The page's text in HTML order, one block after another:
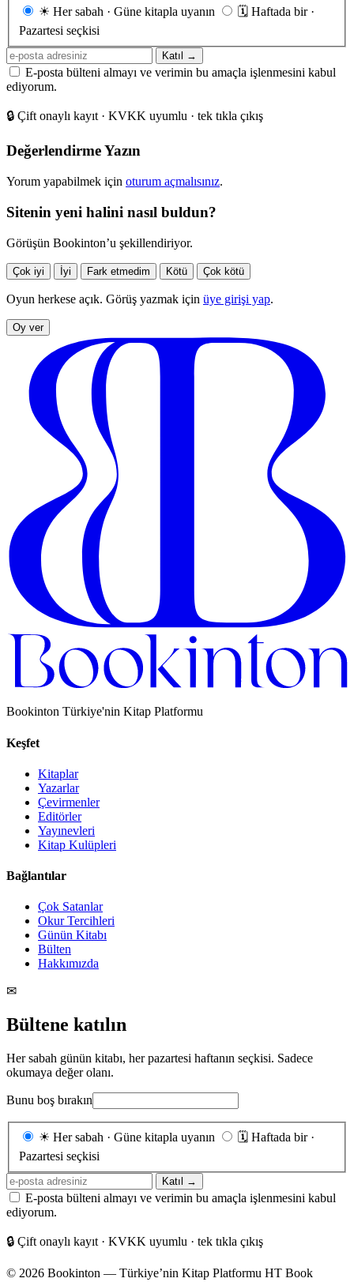
Gönderim
☀ Her sabah · Güne kitapla uyanın 🗓 Haftada bir ·
Pazartesi seçkisi
E-
posta
adresiniz
Katıl →
E-posta bülteni almayı ve verimin bu amaçla işlenmesini kabul
ediyorum.
🔒 Çift onaylı kayıt · KVKK uyumlu · tek tıkla çıkış
Değerlendirme Yazın
Yorum yapabilmek için oturum açmalısınız.
Sitenin yeni halini nasıl buldun?
Görüşün Bookinton’u şekillendiriyor.
Çok iyi İyi Fark etmedim Kötü Çok kötü
Oyun herkese açık. Görüş yazmak için üye girişi yap.
Oy ver
Bookinton Türkiye'nin Kitap Platformu
Keşfet
Kitaplar
Yazarlar
Çevirmenler
Editörler
Yayınevleri
Kitap Kulüpleri
Bağlantılar
Çok Satanlar
Okur Tercihleri
Günün Kitabı
Bülten
Hakkımızda
✉
Bültene katılın
Her sabah günün kitabı, her pazartesi haftanın seçkisi. Sadece
okumaya değer olanı.
Bunu boş bırakın
Gönderim
☀ Her sabah · Güne kitapla uyanın 🗓 Haftada bir ·
Pazartesi seçkisi
E-
posta
adresiniz
Katıl →
E-posta bülteni almayı ve verimin bu amaçla işlenmesini kabul
ediyorum.
🔒 Çift onaylı kayıt · KVKK uyumlu · tek tıkla çıkış
© 2026 Bookinton — Türkiye’nin Kitap Platformu HT Book